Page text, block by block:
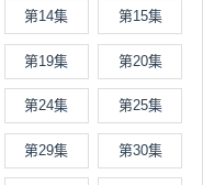
第14集 第15集
第19集 第20集
第24集 第25集
第29集 第30集